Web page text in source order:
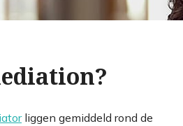
liggen gemiddeld rond de